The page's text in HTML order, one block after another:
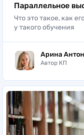
Параллельное
Что это такое, как
у такого обучения
Арина
Автор КП